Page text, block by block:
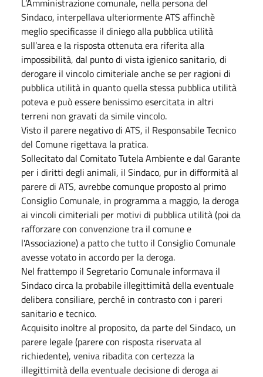
Sindaco, interpellava ulteriormente ATS affinchè
meglio specificasse il diniego alla pubblica utilità
sull’area e la risposta ottenuta era riferita alla
impossibilità, dal punto di vista igienico sanitario, di
derogare il vincolo cimiteriale anche se per ragioni di
pubblica utilità in quanto quella stessa pubblica utilità
poteva e può essere benissimo esercitata in altri
terreni non gravati da simile vincolo.
Visto il parere negativo di ATS, il Responsabile Tecnico
del Comune rigettava la pratica.
Sollecitato dal Comitato Tutela Ambiente e dal Garante
per i diritti degli animali, il Sindaco, pur in difformità al
parere di ATS, avrebbe comunque proposto al primo
Consiglio Comunale, in programma a maggio, la deroga
ai vincoli cimiteriali per motivi di pubblica utilità (poi da
rafforzare con convenzione tra il comune e
l'Associazione) a patto che tutto il Consiglio Comunale
avesse votato in accordo per la deroga.
Nel frattempo il Segretario Comunale informava il
Sindaco circa la probabile illegittimità della eventuale
delibera consiliare, perché in contrasto con i pareri
sanitario e tecnico.
Acquisito inoltre al proposito, da parte del Sindaco, un
parere legale (parere con risposta riservata al
richiedente), veniva ribadita con certezza la
illegittimità della eventuale decisione di deroga ai